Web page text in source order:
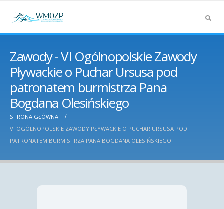
Zawody - VI Ogólnopolskie Zawody
Pływackie o Puchar Ursusa pod
patronatem burmistrza Pana
Bogdana Olesińskiego
STRONA GŁÓWNA
VI OGÓLNOPOLSKIE ZAWODY PŁYWACKIE O PUCHAR URSUSA POD
PATRONATEM BURMISTRZA PANA BOGDANA OLESIŃSKIEGO